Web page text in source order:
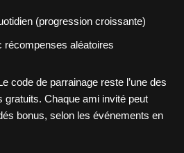
(progression croissante)
récompenses aléatoires
code de parrainage reste l’une des
gratuits. Chaque ami invité peut
bonus, selon les événements en